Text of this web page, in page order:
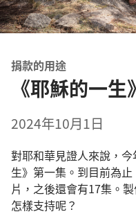
捐款的用途
《耶穌的一
2024年10月1日
對耶和華見證人來說，
生》第一集。到目前為
片，之後還會有17集。
怎樣支持呢？